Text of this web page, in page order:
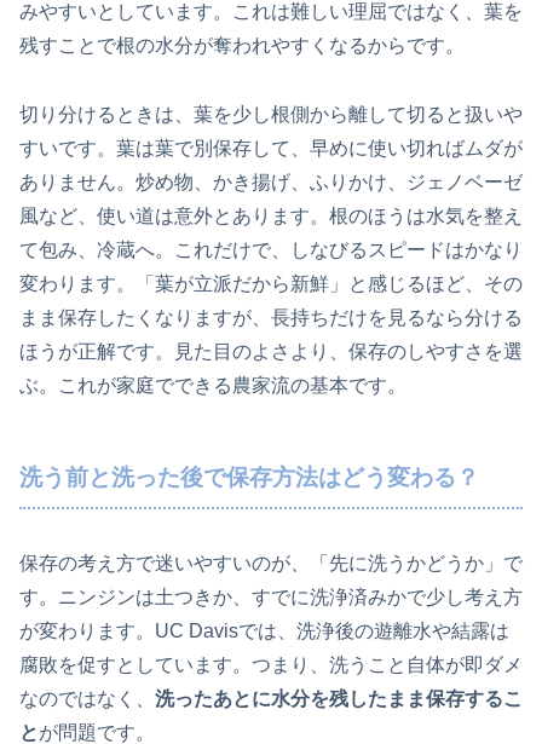
みやすいとしています。これは難しい理屈ではなく、葉を
残すことで根の水分が奪われやすくなるからです。
切り分けるときは、葉を少し根側から離して切ると扱いや
すいです。葉は葉で別保存して、早めに使い切ればムダが
ありません。炒め物、かき揚げ、ふりかけ、ジェノベーゼ
風など、使い道は意外とあります。根のほうは水気を整え
て包み、冷蔵へ。これだけで、しなびるスピードはかなり
変わります。「葉が立派だから新鮮」と感じるほど、その
まま保存したくなりますが、長持ちだけを見るなら分ける
ほうが正解です。見た目のよさより、保存のしやすさを選
ぶ。これが家庭でできる農家流の基本です。
洗う前と洗った後で保存方法はどう変わる？
保存の考え方で迷いやすいのが、「先に洗うかどうか」で
す。ニンジンは土つきか、すでに洗浄済みかで少し考え方
が変わります。UC Davisでは、洗浄後の遊離水や結露は
腐敗を促すとしています。つまり、洗うこと自体が即ダメ
なのではなく、 洗ったあとに水分を残したまま保存するこ
とが問題です。